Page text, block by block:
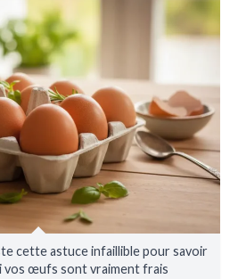
cette astuce infaillible pour savoir
vos œufs sont vraiment frais